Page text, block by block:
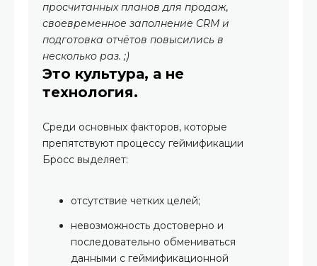
просчитанных планов для продаж,
своевременное заполнение CRM и
подготовка отчётов повысились в
несколько раз. ;)
Это культура, а не
технология.
Среди основных факторов, которые
препятствуют процессу геймификации
Бросс выделяет:
отсутствие четких целей;
невозможность достоверно и
последовательно обмениваться
данными с геймификационной